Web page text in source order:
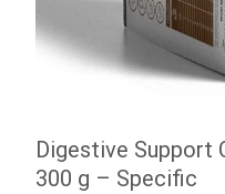
Digestive Support
300 g – Specific